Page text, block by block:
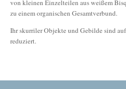
von kleinen Einzelteilen aus weißem
zu einem organischen Gesamtverbund.
Ihr skurriler Objekte und Gebilde sind
reduziert.